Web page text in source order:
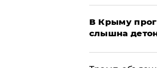
В Крыму
слышна